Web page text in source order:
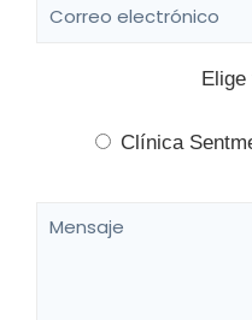
Clínica